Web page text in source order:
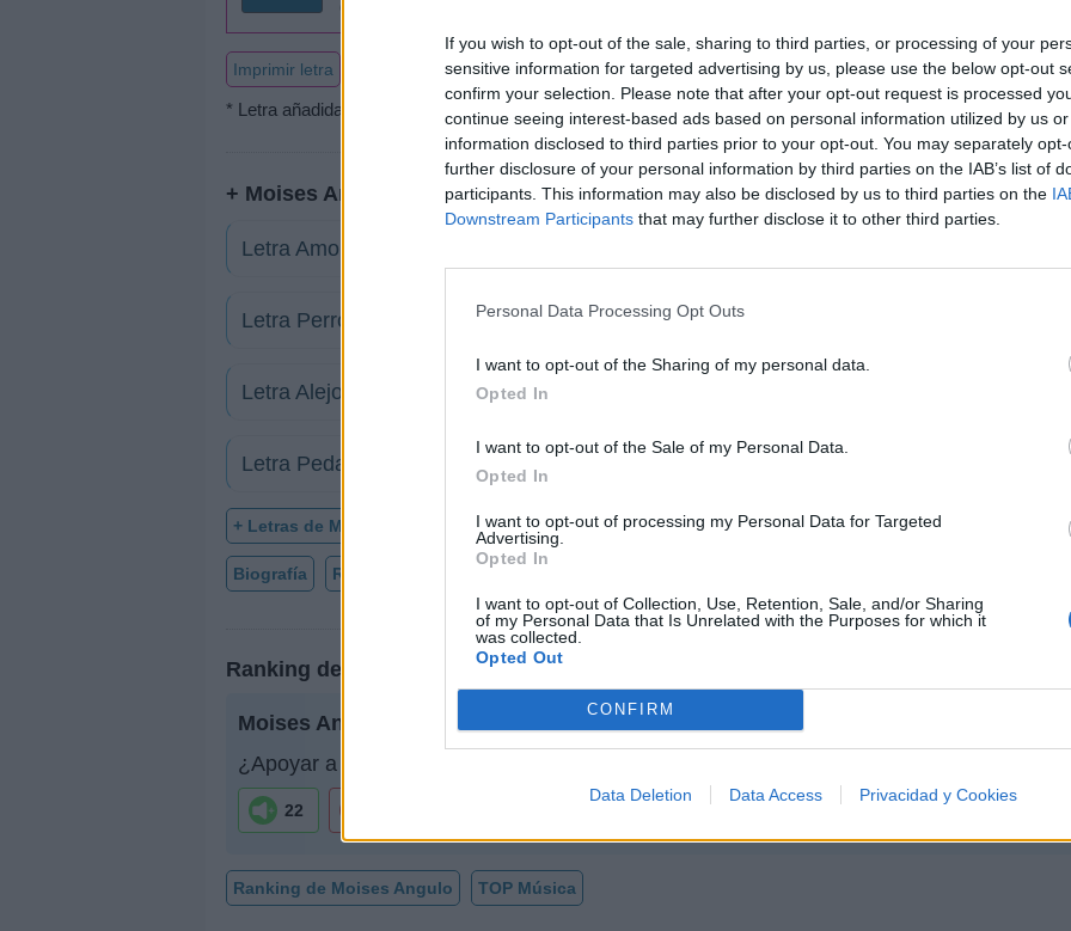
If you wish to opt-out of the sale, sharing to third parties, or processing of your
sensitive information for targeted advertising by us, please use the below opt-out
confirm your selection. Please note that after your opt-out request is processed
continue seeing interest-based ads based on personal information utilized by us
information disclosed to third parties prior to your opt-out. You may separately
further disclosure of your personal information by third parties on the IAB’s list of
participants. This information may also be disclosed by us to third parties on the
Downstream Participants that may further disclose it to other third parties.
Personal Data Processing Opt Outs
I want to opt-out of the Sharing of my personal data.
Opted In
I want to opt-out of the Sale of my Personal Data.
Opted In
I want to opt-out of processing my Personal Data for Targeted
Advertising.
Opted In
I want to opt-out of Collection, Use, Retention, Sale, and/or Sharing
of my Personal Data that Is Unrelated with the Purposes for which it
was collected.
Opted Out
CONFIRM
Data Deletion Data Access Privacidad y Cookies
Imprimir letra
* Letra añadida por el comedulce
+ Moises Angulo
Letra Amor de dios
Letra Perro negro
Letra Alejo o la búsqueda del amor
Letra Pedazo de acordeón
+ Letras de Moises Angulo
Biografía Ranking
Ranking de Moises Angulo
Moises Angulo
no está entre los 500 artistas más apoyados y visitados de esta
¿Apoyar a Moises Angulo?
22
Ranking de Moises Angulo TOP Música